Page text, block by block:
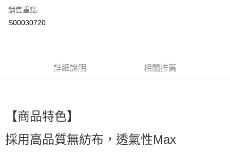
ATM付款
萊爾富取貨付款
付款後萊爾富取貨
銷售重點
S00030720
詳細說明 相關推薦
【商品特色】
採用高品質無紡布，透氣性Max